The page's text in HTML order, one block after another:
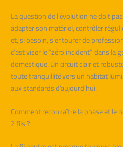
La question de l’évolution ne doit
adapter son matériel, contrôler
et, si besoin, s’entourer de
c’est viser le “zéro incident” dans la
domestique. Un circuit clair et
toute tranquillité vers un habitat
aux standards d’aujourd’hui.
Comment reconnaître la phase et le
2 fils ?